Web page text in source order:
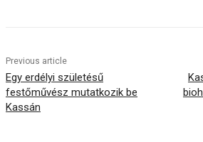
Previous article
Egy erdélyi születésű
festőművész mutatkozik be
Kassán